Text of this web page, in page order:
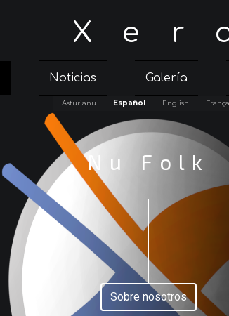
Noticias Galería
Asturianu Español English
Nu Folk
Sobre nosotros